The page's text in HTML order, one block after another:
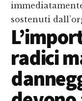
sostenuti
radici